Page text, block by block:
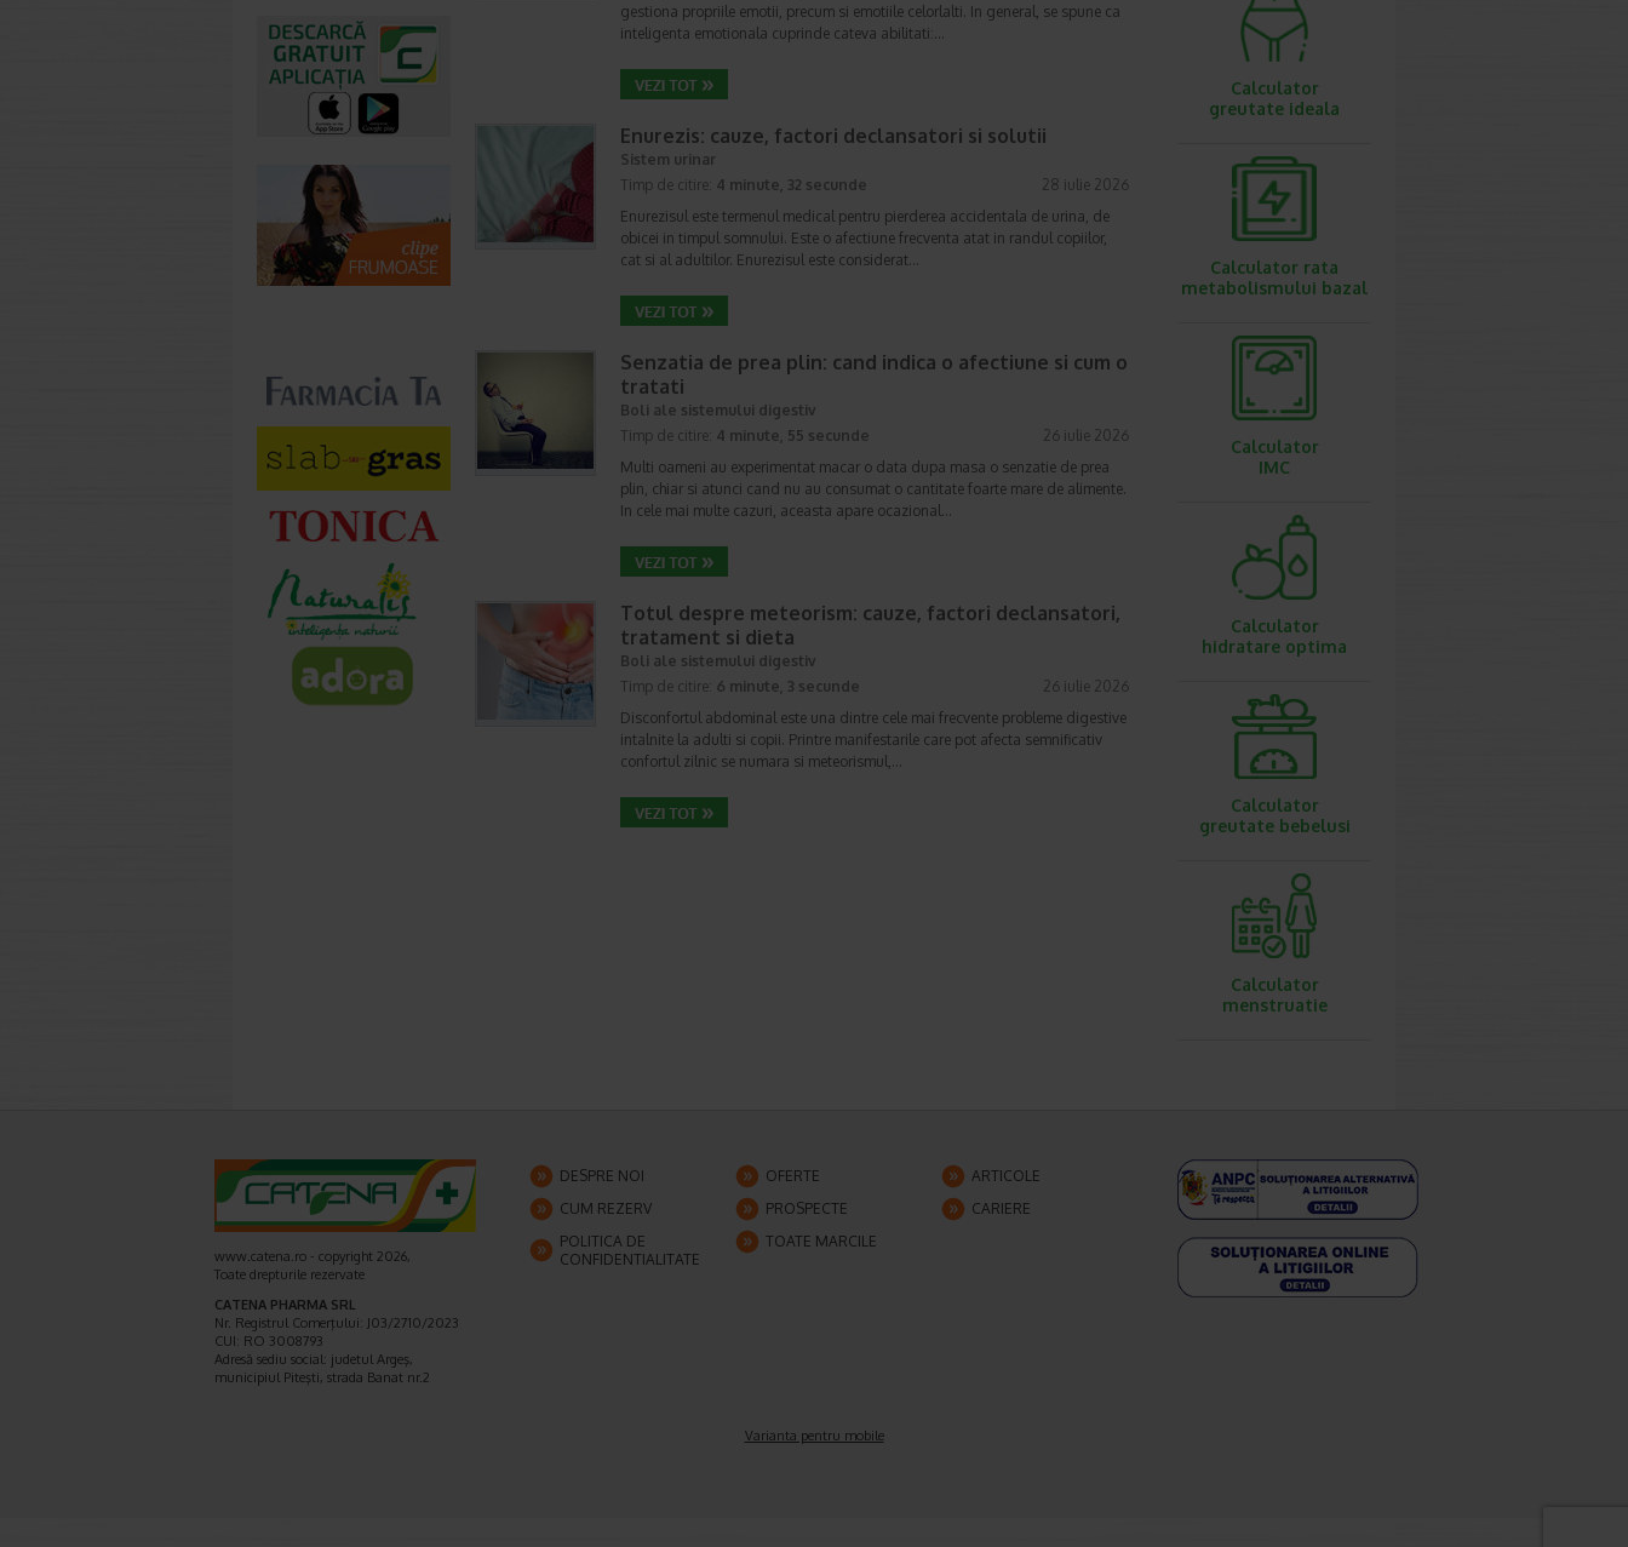
gestiona propriile emotii, precum si emotiile celorlalti. In general, se spune ca
inteligenta emotionala cuprinde cateva abilitati:…
Enurezis: cauze, factori declansatori si solutii
Sistem urinar
Timp de citire: 4 minute, 32 secunde
28 iulie 2026
Enurezisul este termenul medical pentru pierderea accidentala de urina, de
obicei in timpul somnului. Este o afectiune frecventa atat in randul copiilor,
cat si al adultilor. Enurezisul este considerat…
Senzatia de prea plin: cand indica o afectiune si cum o
tratati
Boli ale sistemului digestiv
Timp de citire: 4 minute, 55 secunde
26 iulie 2026
Multi oameni au experimentat macar o data dupa masa o senzatie de prea
plin, chiar si atunci cand nu au consumat o cantitate foarte mare de alimente.
In cele mai multe cazuri, aceasta apare ocazional…
Totul despre meteorism: cauze, factori declansatori,
tratament si dieta
Boli ale sistemului digestiv
Timp de citire: 6 minute, 3 secunde
26 iulie 2026
Disconfortul abdominal este una dintre cele mai frecvente probleme digestive
intalnite la adulti si copii. Printre manifestarile care pot afecta semnificativ
confortul zilnic se numara si meteorismul,…
Calculator
greutate ideala
Calculator rata
metabolismului bazal
Calculator
IMC
Calculator
hidratare optima
Calculator
greutate bebelusi
Calculator
menstruatie
www.catena.ro - copyright 2026,
Toate drepturile rezervate
CATENA PHARMA SRL
Nr. Registrul Comerţului: J03/2710/2023
CUI: RO 3008793
Adresă sediu social: judetul Argeş,
municipiul Piteşti, strada Banat nr.2
DESPRE NOI OFERTE
ARTICOLE
CUM REZERV
PROSPECTE
CARIERE
POLITICA DE
CONFIDENTIALITATE
TOATE MARCILE
Varianta pentru mobile